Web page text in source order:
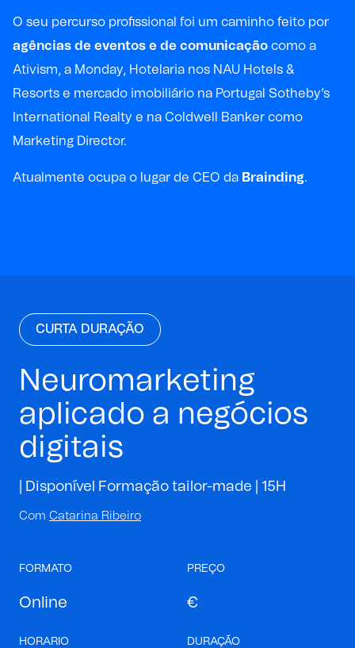
O seu percurso profissional foi um caminho feito por
agências de eventos e de comunicação como a
Ativism, a Monday, Hotelaria nos NAU Hotels &
Resorts e mercado imobiliário na Portugal Sotheby’s
International Realty e na Coldwell Banker como
Marketing Director.
Atualmente ocupa o lugar de CEO da Brainding.
CURTA DURAÇÃO
Neuromarketing
aplicado a negócios
digitais
| Disponível Formação tailor-made | 15H
Com Catarina Ribeiro
FORMATO
Online
PREÇO
€
HORARIO DURAÇÃO